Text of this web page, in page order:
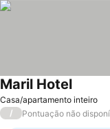
Casa/apartamento inteiro
Maril HotelVer
/ Pontuação não